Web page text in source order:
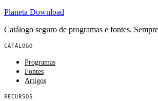
Planeta Download
Catálogo seguro de programas e fontes.
CATÁLOGO
Programas
Fontes
Artigos
RECURSOS